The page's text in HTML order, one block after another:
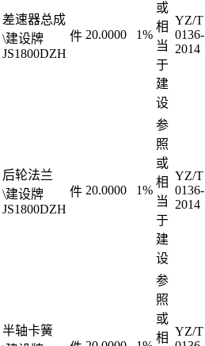
差速器总成
\建设牌
JS1800DZH
件 20.0000 1%
或
相
当
于
建
设
YZ/T
0136-
2014
后轮法兰
\建设牌
JS1800DZH
件 20.0000 1%
参
照
或
相
当
于
建
设
YZ/T
0136-
2014
半轴卡簧
参
照
或
相 YZ/T